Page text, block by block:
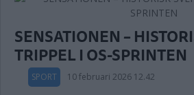
SENSATIONEN –
TRIPPEL I OS-SPRINTEN
SPORT 10 februari 2026 12.42